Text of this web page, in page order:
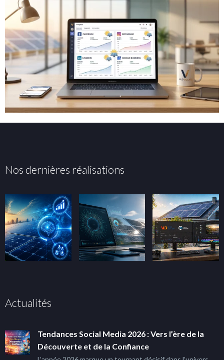
Nos dernières réalisations
Actualités
Tendances Social Media 2026 : Vers l’ère de la
Découverte et de la Confiance